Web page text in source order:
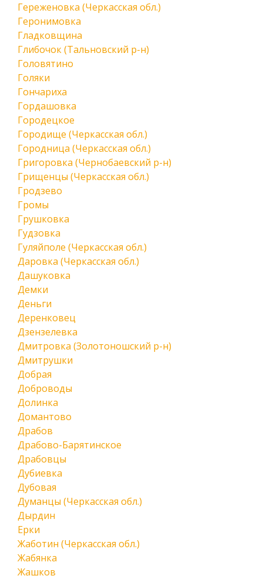
Гереженовка (Черкасская обл.)
Геронимовка
Гладковщина
Глибочок (Тальновский р-н)
Головятино
Голяки
Гончариха
Гордашовка
Городецкое
Городище (Черкасская обл.)
Городница (Черкасская обл.)
Григоровка (Чернобаевский р-н)
Грищенцы (Черкасская обл.)
Гродзево
Громы
Грушковка
Гудзовка
Гуляйполе (Черкасская обл.)
Даровка (Черкасская обл.)
Дашуковка
Демки
Деньги
Деренковец
Дзензелевка
Дмитровка (Золотоношский р-н)
Дмитрушки
Добрая
Доброводы
Долинка
Домантово
Драбов
Драбово-Барятинское
Драбовцы
Дубиевка
Дубовая
Думанцы (Черкасская обл.)
Дырдин
Ерки
Жаботин (Черкасская обл.)
Жабянка
Жашков